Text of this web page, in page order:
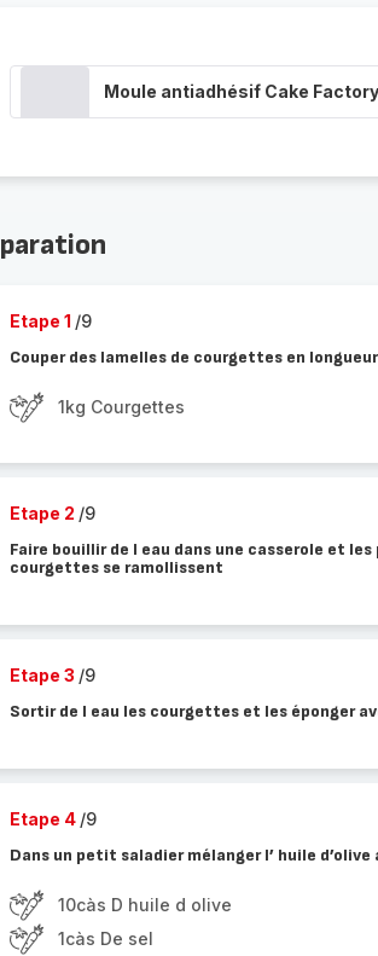
Moule antiadhésif Cake Factory
Etape 1 /9
Couper des lamelles de courgettes en
1kg Courgettes
Etape 2 /9
Faire bouillir de l eau dans une casserole et
courgettes se ramollissent
Etape 3 /9
Sortir de l eau les courgettes et les éponger
Etape 4 /9
Dans un petit saladier mélanger l’ huile
10càs D huile d olive
1càs De sel